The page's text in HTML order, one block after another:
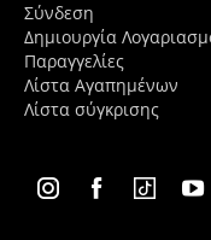
Σύνδεση
Δημιουργία
Παραγγελίες
Λίστα Αγαπημένων
Λίστα σύγκρισης